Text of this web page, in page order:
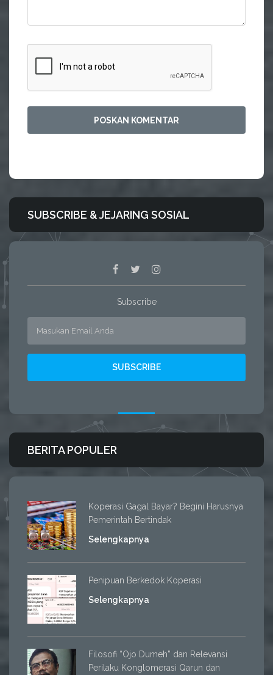
SUBSCRIBE & JEJARING SOSIAL
Subscribe
BERITA POPULER
Koperasi Gagal Bayar? Begini Harusnya
Pemerintah Bertindak
Selengkapnya
Penipuan Berkedok Koperasi
Selengkapnya
Filosofi “Ojo Dumeh” dan Relevansi
Perilaku Konglomerasi Qarun dan